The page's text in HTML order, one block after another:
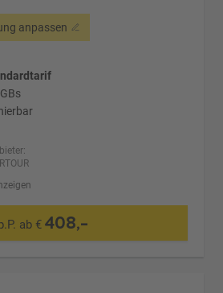
anpassen
ab €408,-